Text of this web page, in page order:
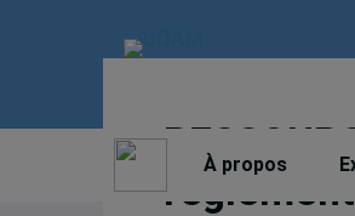
À propos